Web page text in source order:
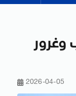
وغرور
2026-04-05